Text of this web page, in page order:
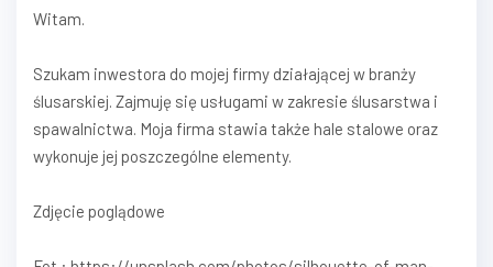
Witam.
Szukam inwestora do mojej firmy działającej w branży
ślusarskiej. Zajmuję się usługami w zakresie ślusarstwa i
spawalnictwa. Moja firma stawia także hale stalowe oraz
wykonuje jej poszczególne elementy.
Zdjęcie poglądowe